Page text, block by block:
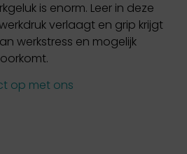
is enorm. Leer in deze
verlaagt en grip krijgt
werkstress en mogelijk
op met ons